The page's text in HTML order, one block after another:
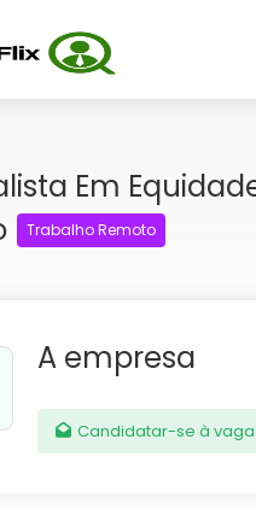
Em
Trabalho Remoto
A empresa
Candidatar-se à vaga